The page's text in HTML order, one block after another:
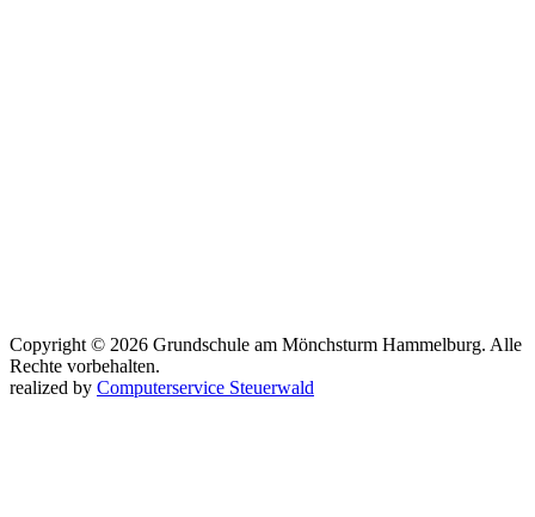
Copyright © 2026 Grundschule am Mönchsturm Hammelburg. Alle
Rechte vorbehalten.
realized by Computerservice Steuerwald